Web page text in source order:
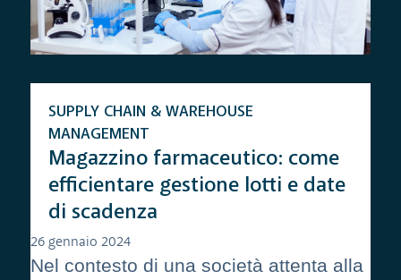
Magazzino farmaceutico: come
efficientare gestione lotti e date
di scadenza
SUPPLY CHAIN & WAREHOUSE
MANAGEMENT
26 gennaio 2024
Nel contesto di una società attenta alla